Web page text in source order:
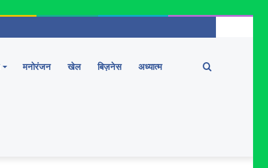
मनोरंजन खेल बिज़नेस अध्यात्म Search